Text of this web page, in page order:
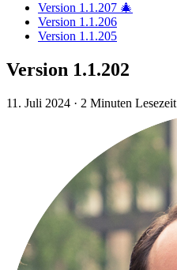
Version 1.1.207 🎄
Version 1.1.206
Version 1.1.205
Version 1.1.202
11. Juli 2024 · 2 Minuten Lesezeit